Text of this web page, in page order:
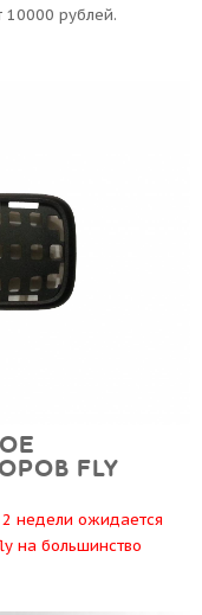
10000 рублей.
FLY
недели ожидается
на большинство